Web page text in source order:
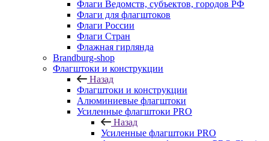
Флаги Ведомств, субъектов, городов РФ
Флаги для флагштоков
Флаги России
Флаги Стран
Флажная гирлянда
Brandburg-shop
Флагштоки и конструкции
Назад
Флагштоки и конструкции
Алюминиевые флагштоки
Усиленные флагштоки PRO
Назад
Усиленные флагштоки PRO